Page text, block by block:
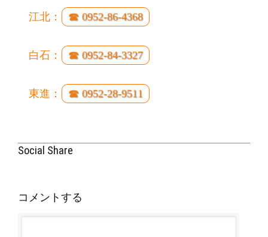
江北： ☎ 0952-86-4368
白石： ☎ 0952-84-3327
東進： ☎ 0952-28-9511
Social Share
コメントする